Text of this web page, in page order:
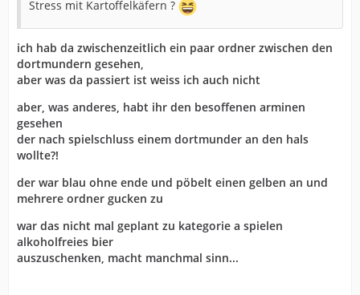
Stress mit Kartoffelkäfern ?
ich hab da zwischenzeitlich ein paar ordner zwischen den
dortmundern gesehen,
aber was da passiert ist weiss ich auch nicht
aber, was anderes, habt ihr den besoffenen arminen
gesehen
der nach spielschluss einem dortmunder an den hals
wollte?!
der war blau ohne ende und pöbelt einen gelben an und
mehrere ordner gucken zu
war das nicht mal geplant zu kategorie a spielen
alkoholfreies bier
auszuschenken, macht manchmal sinn...